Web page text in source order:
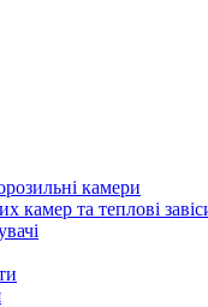
камери
камер та теплові